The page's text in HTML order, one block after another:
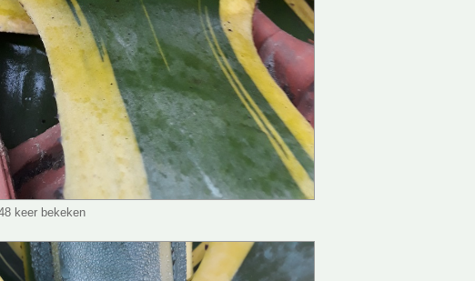
keer bekeken